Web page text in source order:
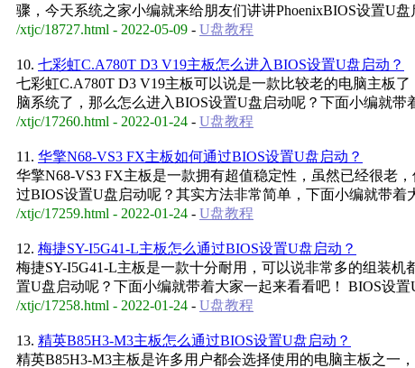
骤，今天系统之家小编就来给朋友们讲讲PhoenixBIOS设置U盘
/xtjc/18727.html - 2022-05-09 - U盘教程
10. 七彩虹C.A780T D3 V19主板怎么进入BIOS设置U盘启动？
七彩虹C.A780T D3 V19主板可以说是一款比较老的电脑主板
脑系统了，那么怎么进入BIOS设置U盘启动呢？下面小编就带
/xtjc/17260.html - 2022-01-24 - U盘教程
11. 华擎N68-VS3 FX主板如何通过BIOS设置U盘启动？
华擎N68-VS3 FX主板是一款拥有超值稳定性，虽然已经很老
过BIOS设置U盘启动呢？其实方法非常简单，下面小编就带着
/xtjc/17259.html - 2022-01-24 - U盘教程
12. 梅捷SY-I5G41-L主板怎么通过BIOS设置U盘启动？
梅捷SY-I5G41-L主板是一款十分耐用，可以说非常多的组装
置U盘启动呢？下面小编就带着大家一起来看看吧！ BIOS设置
/xtjc/17258.html - 2022-01-24 - U盘教程
13. 精英B85H3-M3主板怎么通过BIOS设置U盘启动？
精英B85H3-M3主板是许多用户都会选择使用的电脑主板之一